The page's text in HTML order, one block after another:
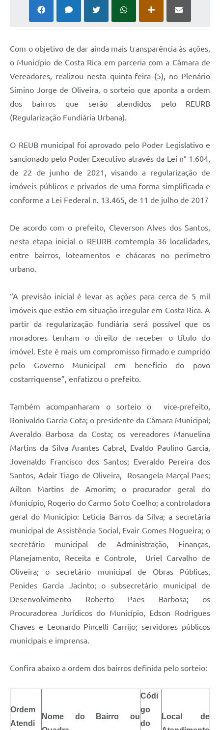
Com o objetivo de dar ainda mais transparência às ações,
o Município de Costa Rica em parceria com a Câmara de
Vereadores, realizou nesta quinta-feira (5), no Plenário
Simino Jorge de Oliveira, o sorteio que aponta a ordem
dos bairros que serão atendidos pelo REURB
(Regularização Fundiária Urbana).
O REUB municipal foi aprovado pelo Poder Legislativo e
sancionado pelo Poder Executivo através da Lei n° 1.604,
de 22 de junho de 2021, visando a regularização de
imóveis públicos e privados de uma forma simplificada e
conforme a Lei Federal n. 13.465, de 11 de julho de 2017
De acordo com o prefeito, Cleverson Alves dos Santos,
nesta etapa inicial o REURB comtempla 36 localidades,
entre bairros, loteamentos e chácaras no perímetro
urbano.
“A previsão inicial é levar as ações para cerca de 5 mil
imóveis que estão em situação irregular em Costa Rica. A
partir da regularização fundiária será possível que os
moradores tenham o direito de receber o título do
imóvel. Este é mais um compromisso firmado e cumprido
pelo Governo Municipal em benefício do povo
costarriquense”, enfatizou o prefeito.
Também acompanharam o sorteio o vice-prefeito,
Ronivaldo Garcia Cota; o presidente da Câmara Municipal;
Averaldo Barbosa da Costa; os vereadores Manuelina
Martins da Silva Arantes Cabral, Evaldo Paulino Garcia,
Jovenaldo Francisco dos Santos; Everaldo Pereira dos
Santos, Adair Tiago de Oliveira, Rosangela Marçal Paes;
Ailton Martins de Amorim; o procurador geral do
Município, Rogerio do Carmo Soto Coelho; a controladora
geral do Município: Leticia Barros da Silva; a secretária
municipal de Assistência Social, Evair Gomes Nogueira; o
secretário municipal de Administração, Finanças,
Planejamento, Receita e Controle, Uriel Carvalho de
Oliveira; o secretário municipal de Obras Públicas,
Penides Garcia Jacinto; o subsecretário municipal de
Desenvolvimento Roberto Paes Barbosa; os
Procuradorea Jurídicos do Município, Edson Rodrigues
Chaves e Leonardo Pincelli Carrijo; servidores públicos
municipais e imprensa.
Confira abaixo a ordem dos bairros definida pelo sorteio:
Ordem
Atendi
Nome do Bairro ou
Códi
go
do
Local de